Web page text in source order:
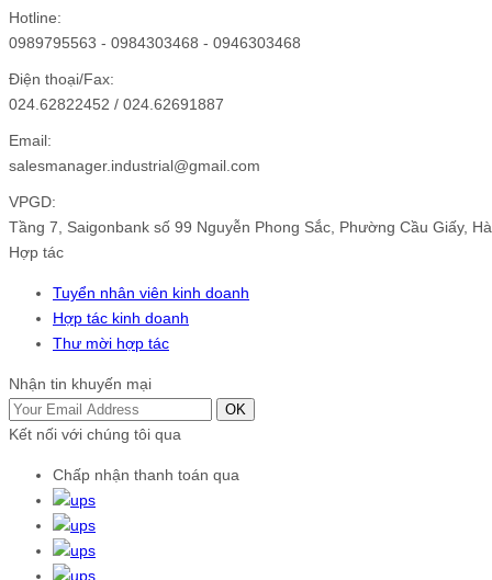
Hotline:
0989795563 - 0984303468 - 0946303468
Điện thoại/Fax:
024.62822452 / 024.62691887
Email:
salesmanager.industrial@gmail.com
VPGD:
Tầng 7, Saigonbank số 99 Nguyễn Phong Sắc, Phường Cầu Giấy,
Hợp tác
Tuyển nhân viên kinh doanh
Hợp tác kinh doanh
Thư mời hợp tác
Nhận tin khuyến mại
OK
Kết nối với chúng tôi qua
Chấp nhận thanh toán qua